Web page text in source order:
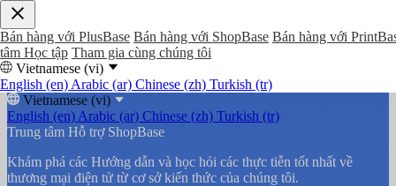
Bán hàng với PlusBase Bán hàng với ShopBase Bán hàng với
tâm Học tập Tham gia cùng chúng tôi
Vietnamese (vi)
English (en) Arabic (ar) Chinese (zh) Turkish (tr)
Vietnamese (vi)
English (en) Arabic (ar) Chinese (zh) Turkish (tr)
Trung tâm Hỗ trợ ShopBase
Khám phá các Hướng dẫn và học hỏi các thực tiễn tốt nhất về
thương mại điện tử từ cơ sở kiến thức của chúng tôi.